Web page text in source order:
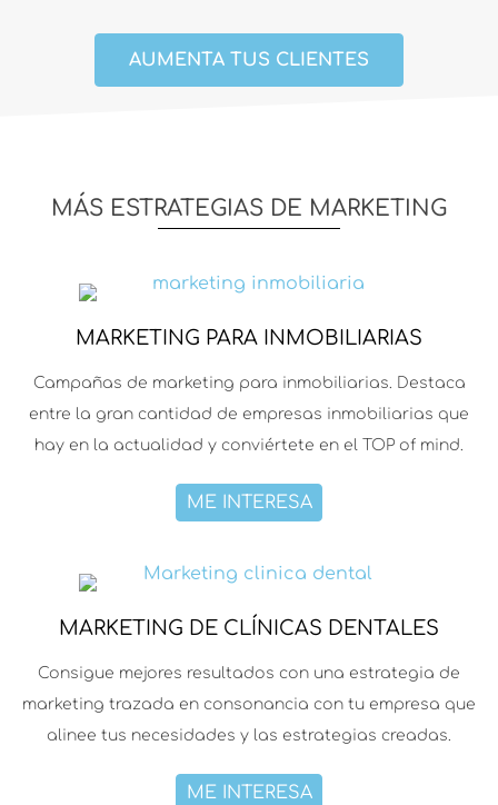
AUMENTA TUS CLIENTES
MÁS ESTRATEGIAS DE MARKETING
MARKETING PARA INMOBILIARIAS
Campañas de marketing para inmobiliarias. Destaca
entre la gran cantidad de empresas inmobiliarias que
hay en la actualidad y conviértete en el TOP of mind.
ME INTERESA
MARKETING DE CLÍNICAS DENTALES
Consigue mejores resultados con una estrategia de
marketing trazada en consonancia con tu empresa que
alinee tus necesidades y las estrategias creadas.
ME INTERESA